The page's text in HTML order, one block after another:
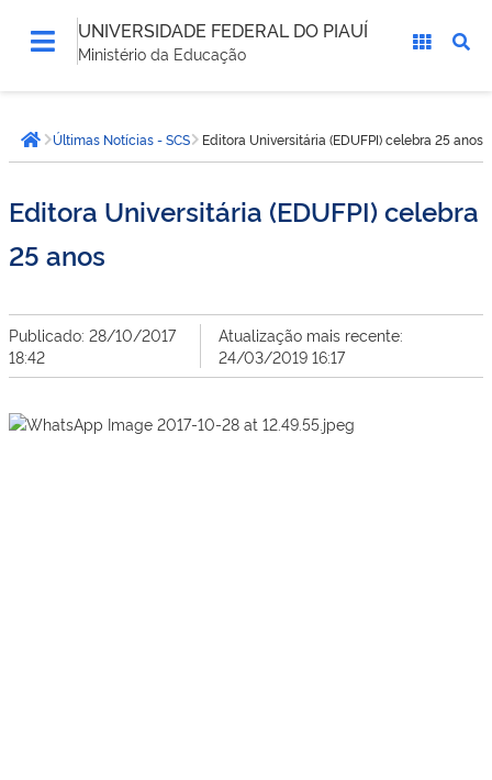
UNIVERSIDADE FEDERAL DO PIAUÍ
Ministério da Educação
está
aqui:Página inicial
Últimas Notícias - SCS Editora Universitária (EDUFPI) celebra 25 anos
Editora Universitária (EDUFPI) celebra
25 anos
Publicado: 28/10/2017
18:42
Atualização mais recente:
24/03/2019 16:17